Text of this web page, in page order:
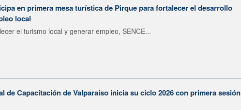
en primera mesa turística de Pirque para fortalecer el desarrollo
local
el turismo local y generar empleo, SENCE...
de Capacitación de Valparaíso inicia su ciclo 2026 con primera sesión